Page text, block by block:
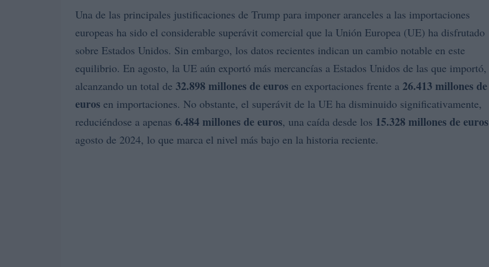
Una de las principales justificaciones de Trump para imponer aranceles a las importaciones
europeas ha sido el considerable superávit comercial que la Unión Europea (UE) ha disfrutado
sobre Estados Unidos. Sin embargo, los datos recientes indican un cambio notable en este
equilibrio. En agosto, la UE aún exportó más mercancías a Estados Unidos de las que importó,
alcanzando un total de 32.898 millones de euros en exportaciones frente a 26.413 millones de
euros en importaciones. No obstante, el superávit de la UE ha disminuido significativamente,
reduciéndose a apenas 6.484 millones de euros, una caída desde los 15.328 millones de euros
agosto de 2024, lo que marca el nivel más bajo en la historia reciente.